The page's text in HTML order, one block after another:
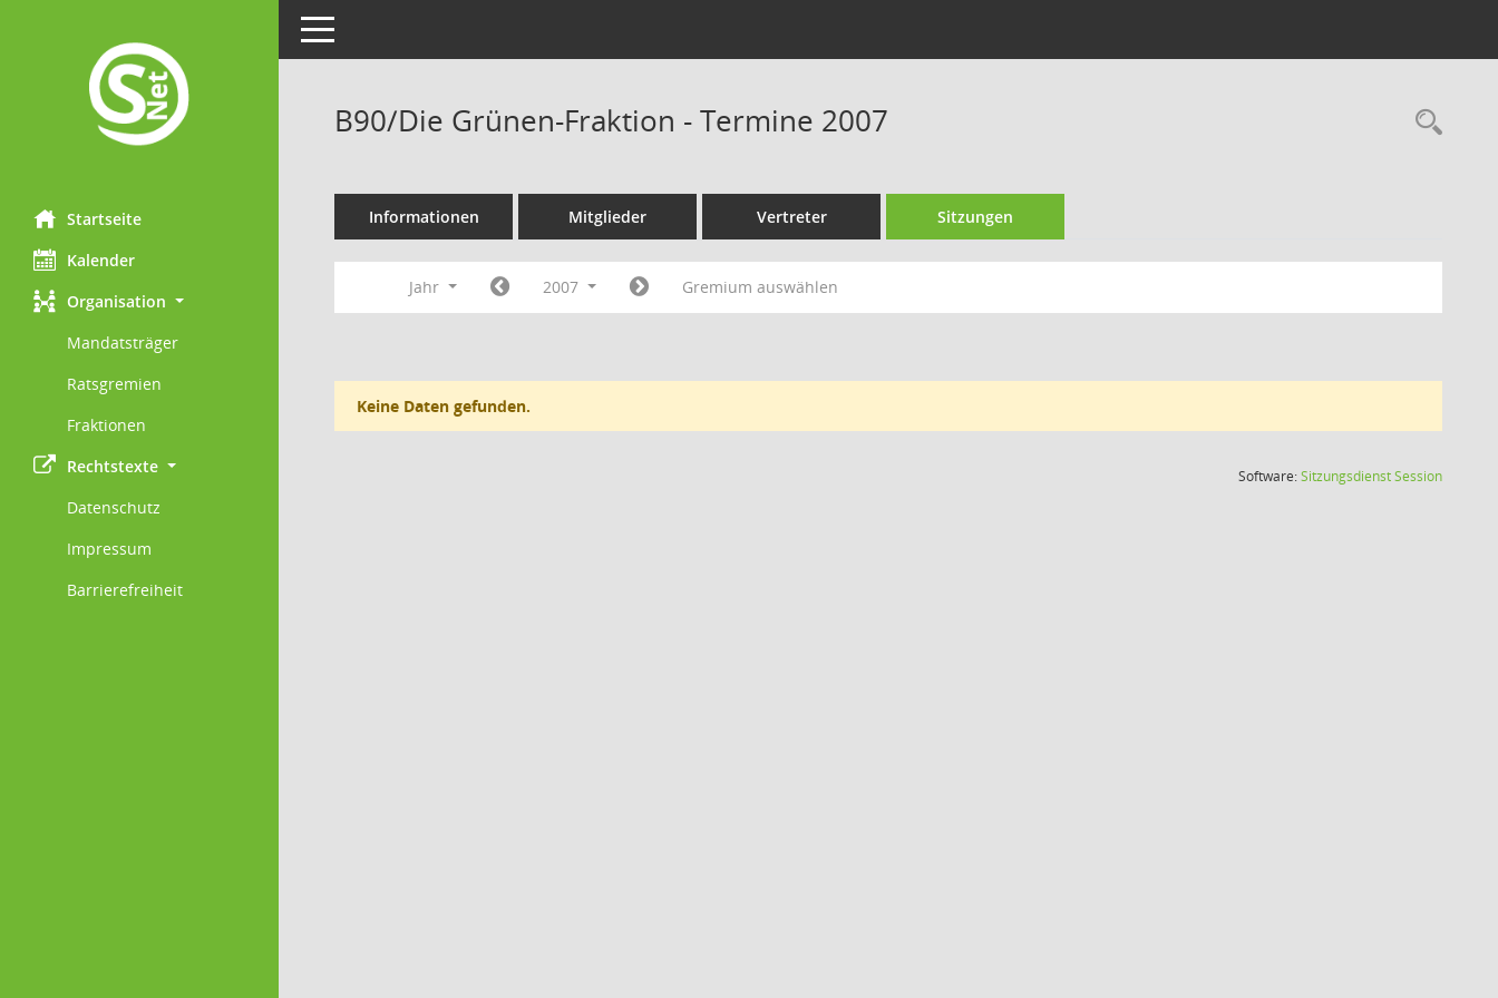
Startseite
Kalender
Organisation
Mandatsträger
Ratsgremien
Fraktionen
Rechtstexte
Datenschutz
Impressum
Barrierefreiheit
Toggle navigation
B90/Die Grünen-Fraktion - Termine 2007
Informationen Mitglieder Vertreter Sitzungen
Jahr 2007 Gremium auswählen
Keine Daten gefunden.
Software:SitzungsdienstSession(Wird in